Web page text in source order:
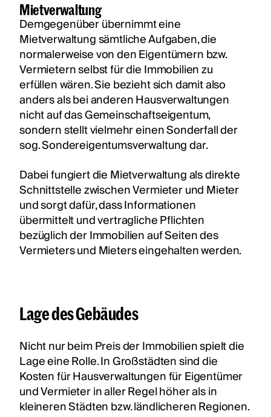
Mietverwaltung
Demgegenüber übernimmt eine
Mietverwaltung sämtliche Aufgaben, die
normalerweise von den Eigentümern bzw.
Vermietern selbst für die Immobilien zu
erfüllen wären. Sie bezieht sich damit also
anders als bei anderen Hausverwaltungen
nicht auf das Gemeinschaftseigentum,
sondern stellt vielmehr einen Sonderfall der
sog. Sondereigentumsverwaltung dar.
Dabei fungiert die Mietverwaltung als direkte
Schnittstelle zwischen Vermieter und Mieter
und sorgt dafür, dass Informationen
übermittelt und vertragliche Pflichten
bezüglich der Immobilien auf Seiten des
Vermieters und Mieters eingehalten werden.
Lage des Gebäudes
Nicht nur beim Preis der Immobilien spielt die
Lage eine Rolle. In Großstädten sind die
Kosten für Hausverwaltungen für Eigentümer
und Vermieter in aller Regel höher als in
kleineren Städten bzw. ländlicheren Regionen.